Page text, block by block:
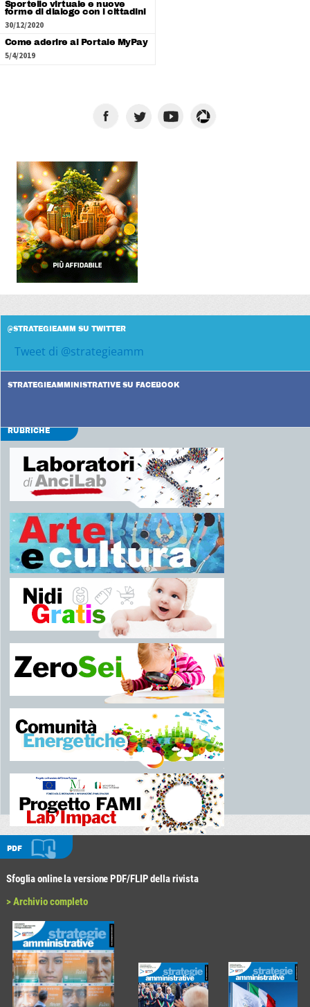
Sportello virtuale e nuove
forme di dialogo con i cittadini
30/12/2020
Come aderire al Portale MyPay
5/4/2019
@STRATEGIEAMM SU TWITTER
Tweet di @strategieamm
STRATEGIEAMMINISTRATIVE SU FACEBOOK
RUBRICHE
PDF
Sfoglia online la versione PDF/FLIP della rivista
> Archivio completo